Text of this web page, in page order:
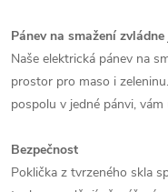
Pánev na smažení
Naše elektrická pánev na
prostor pro maso i
pospolu v jedné pánvi, vám
Bezpečnost
Poklička z tvrzeného skla